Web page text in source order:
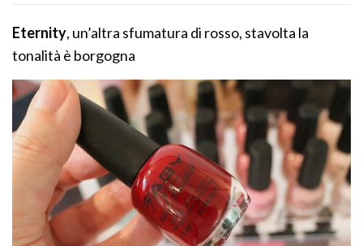
Eternity, un’altra sfumatura di rosso, stavolta la
tonalità è borgogna